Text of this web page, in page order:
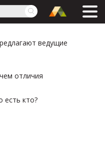
ведущие
отличия
есть кто?